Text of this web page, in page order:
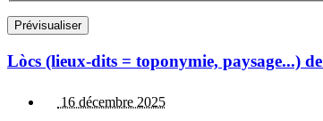
Lòcs (lieux-dits = toponymie, paysage...) de
16 décembre 2025